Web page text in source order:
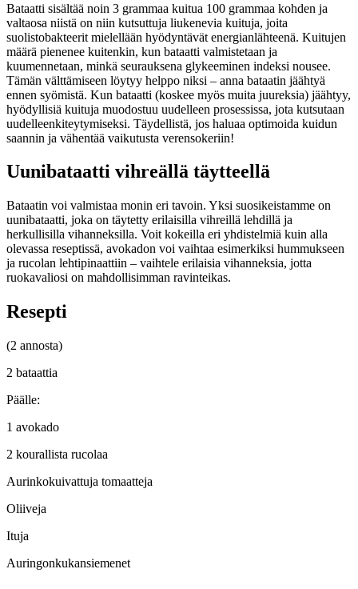
Bataatti sisältää noin 3 grammaa kuitua 100 grammaa kohden ja
valtaosa niistä on niin kutsuttuja liukenevia kuituja, joita
suolistobakteerit mielellään hyödyntävät energianlähteenä. Kuitujen
määrä pienenee kuitenkin, kun bataatti valmistetaan ja
kuumennetaan, minkä seurauksena glykeeminen indeksi nousee.
Tämän välttämiseen löytyy helppo niksi – anna bataatin jäähtyä
ennen syömistä. Kun bataatti (koskee myös muita juureksia) jäähtyy,
hyödyllisiä kuituja muodostuu uudelleen prosessissa, jota kutsutaan
uudelleenkiteytymiseksi. Täydellistä, jos haluaa optimoida kuidun
saannin ja vähentää vaikutusta verensokeriin!
Uunibataatti vihreällä täytteellä
Bataatin voi valmistaa monin eri tavoin. Yksi suosikeistamme on
uunibataatti, joka on täytetty erilaisilla vihreillä lehdillä ja
herkullisilla vihanneksilla. Voit kokeilla eri yhdistelmiä kuin alla
olevassa reseptissä, avokadon voi vaihtaa esimerkiksi hummukseen
ja rucolan lehtipinaattiin – vaihtele erilaisia vihanneksia, jotta
ruokavaliosi on mahdollisimman ravinteikas.
Resepti
(2 annosta)
2 bataattia
Päälle:
1 avokado
2 kourallista rucolaa
Aurinkokuivattuja tomaatteja
Oliiveja
Ituja
Auringonkukansiemenet